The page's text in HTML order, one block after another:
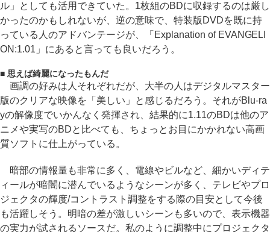
ル」としても活用できていた。1枚組のBDに収録するのは厳し
かったのかもしれないが、逆の意味で、特装版DVDを既に持
っている人のアドバンテージが、「Explanation of EVANGELI
ON:1.01」にあると言っても良いだろう。
■ 思えば綺麗になったもんだ
画調の好みは人それぞれだが、大半の人はデジタルマスター
版のクリアな映像を「美しい」と感じるだろう。それがBlu-ra
yの解像度でいかんなく発揮され、結果的に1.11のBDは他のア
ニメや実写のBDと比べても、ちょっとお目にかかれない高画
質ソフトに仕上がっている。
暗部の情報量も非常に多く、電線やビルなど、細かいディテ
ィールが暗闇に潜んでいるようなシーンが多く、テレビやプロ
ジェクタの輝度/コントラスト調整をする際の目安として今後
も活躍しそう。明暗の差が激しいシーンも多いので、表示機器
の実力が試されるソースだ。私のように調整中にプロジェクタ